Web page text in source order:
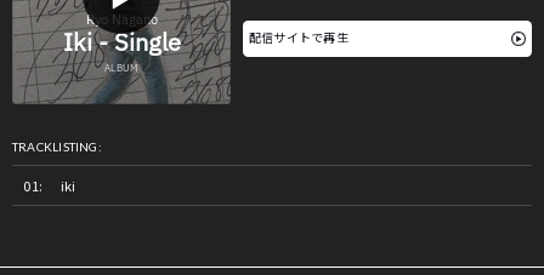
配信サイトで再生
TRACKLISTING:
iki